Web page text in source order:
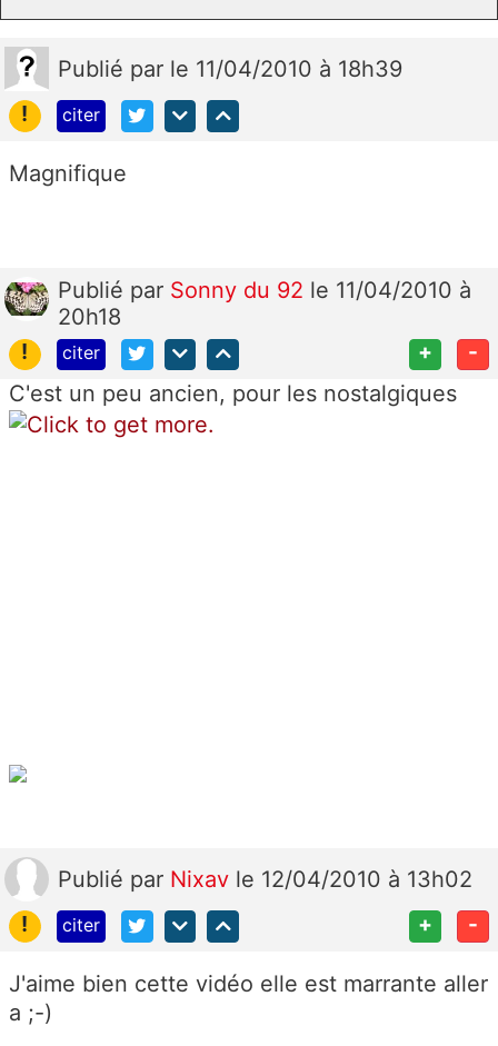
Publié par le 11/04/2010 à 18h39
!
citer
Magnifique
Publié par Sonny du 92 le 11/04/2010 à
20h18
!
citer +
-
C'est un peu ancien, pour les nostalgiques
Publié par Nixav le 12/04/2010 à 13h02
!
citer + -
J'aime bien cette vidéo elle est marrante aller
a ;-)